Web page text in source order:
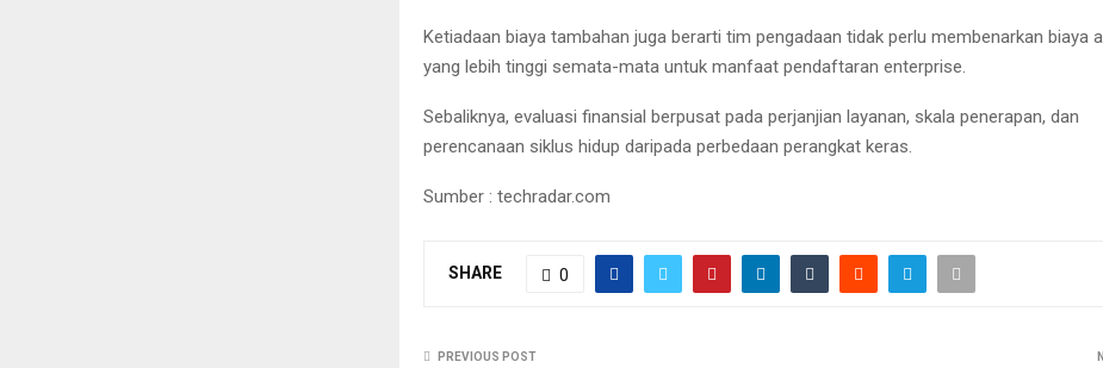
Ketiadaan biaya tambahan juga berarti tim pengadaan tidak perlu membenarkan biaya
yang lebih tinggi semata-mata untuk manfaat pendaftaran enterprise.
Sebaliknya, evaluasi finansial berpusat pada perjanjian layanan, skala penerapan, dan
perencanaan siklus hidup daripada perbedaan perangkat keras.
Sumber : techradar.com
SHARE 0
PREVIOUS POST